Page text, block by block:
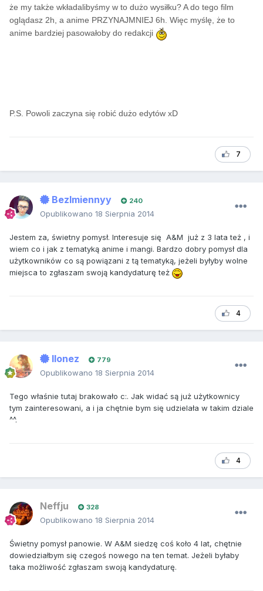
że my także wkładalibyśmy w to dużo wysiłku? A do tego film
oglądasz 2h, a anime PRZYNAJMNIEJ 6h. Więc myślę, że to
anime bardziej pasowałoby do redakcji
P.S. Powoli zaczyna się robić dużo edytów xD
7
BezImiennyy 240
Opublikowano 18 Sierpnia 2014
Jestem za, świetny pomysł. Interesuje się A&M już z 3 lata też , i
wiem co i jak z tematyką anime i mangi. Bardzo dobry pomysł dla
użytkowników co są powiązani z tą tematyką, jeżeli byłyby wolne
miejsca to zgłaszam swoją kandydaturę też
4
Ilonez 779
Opublikowano 18 Sierpnia 2014
Tego właśnie tutaj brakowało c:. Jak widać są już użytkownicy
tym zainteresowani, a i ja chętnie bym się udzielała w takim dziale
^^.
4
Neffju 328
Opublikowano 18 Sierpnia 2014
Świetny pomysł panowie. W A&M siedzę coś koło 4 lat, chętnie
dowiedziałbym się czegoś nowego na ten temat. Jeżeli byłaby
taka możliwość zgłaszam swoją kandydaturę.